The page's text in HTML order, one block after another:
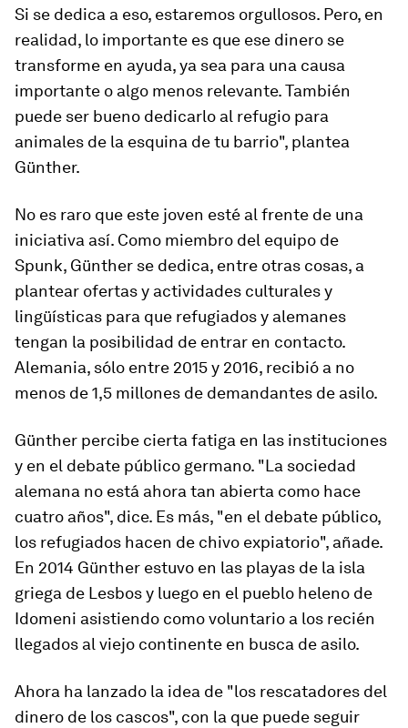
Si se dedica a eso, estaremos orgullosos. Pero, en
realidad, lo importante es que ese dinero se
transforme en ayuda, ya sea para una causa
importante o algo menos relevante. También
puede ser bueno dedicarlo al refugio para
animales de la esquina de tu barrio", plantea
Günther.
No es raro que este joven esté al frente de una
iniciativa así. Como miembro del equipo de
Spunk, Günther se dedica, entre otras cosas, a
plantear ofertas y actividades culturales y
lingüísticas para que refugiados y alemanes
tengan la posibilidad de entrar en contacto.
Alemania, sólo entre 2015 y 2016, recibió a no
menos de 1,5 millones de demandantes de asilo.
Günther percibe cierta fatiga en las instituciones
y en el debate público germano. "La sociedad
alemana no está ahora tan abierta como hace
cuatro años", dice. Es más, "en el debate público,
los refugiados hacen de chivo expiatorio", añade.
En 2014 Günther estuvo en las playas de la isla
griega de Lesbos y luego en el pueblo heleno de
Idomeni asistiendo como voluntario a los recién
llegados al viejo continente en busca de asilo.
Ahora ha lanzado la idea de "los rescatadores del
dinero de los cascos", con la que puede seguir